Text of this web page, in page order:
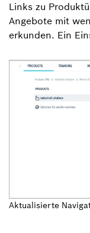
Links zu
Angebote mit
erkunden. Ein
Aktualisierte